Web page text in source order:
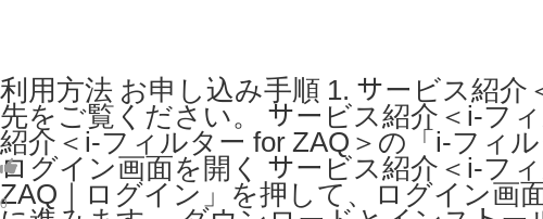
利用方法 お申し込み手順 1. サービス紹
先をご覧ください。 サービス紹介＜i-フ
紹介＜i-フィルター for ZAQ＞の「i-フィ
ログイン画面を開く サービス紹介＜i-フ
ZAQ｜ログイン」を押して、ログイン画
0